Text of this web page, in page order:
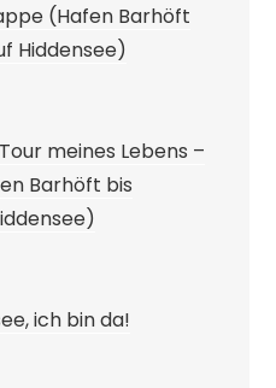
(Hafen Barhöft
Hiddensee)
meines Lebens –
Barhöft bis
ich bin da!